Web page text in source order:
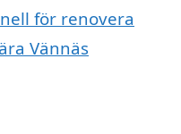
för renovera
Vännäs